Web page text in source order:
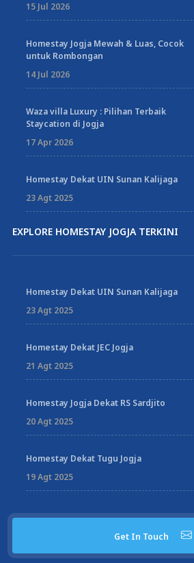
15 Jul 2026
Homestay Jogja Mewah & Luas, Cocok
untuk Rombongan
14 Jul 2026
Waza villa Luxury : Pilihan Terbaik
Staycation di Jogja
17 Apr 2026
Homestay Dekat UIN Sunan Kalijaga
23 Agt 2025
EXPLORE HOMESTAY JOGJA TERKINI
Homestay Dekat UIN Sunan Kalijaga
23 Agt 2025
Homestay Dekat JEC Jogja
21 Agt 2025
Homestay Jogja Dekat RS Sardjito
20 Agt 2025
Homestay Dekat Tugu Jogja
19 Agt 2025
Get In Touch